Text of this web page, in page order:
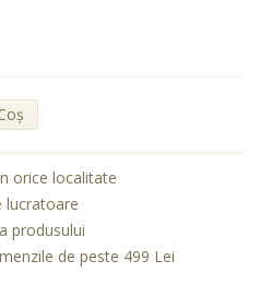
orice localitate
lucratoare
a produsului
de peste 499 Lei